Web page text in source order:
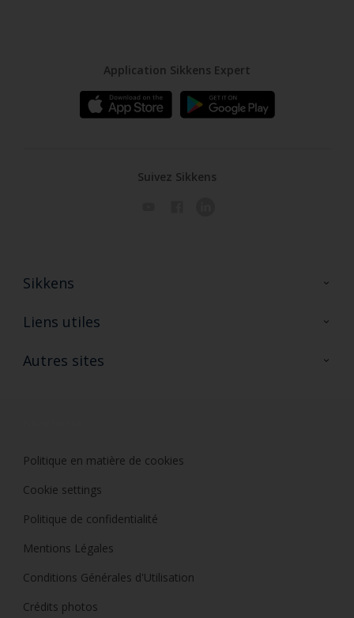
Application Sikkens Expert
Suivez Sikkens
Sikkens
A propos de Sikkens
Liens utiles
Ouvrir un magasin PASS
Autres sites
Politique en matière de cookies
Cookie settings
Politique de confidentialité
Mentions Légales
Conditions Générales d'Utilisation
Crédits photos